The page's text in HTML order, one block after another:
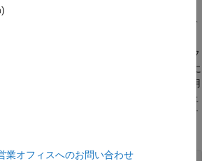
星の軌道情報を保存するための一般的なデ
された衛星軌道をインポートできます。デフ
ートされた衛星軌道は、LEO オブジェクトに
供する SGP4 軌道伝播アルゴリズムを使用
この例では、これらの軌道は、新しく打ち上
るレーダー追跡システムの機能をテストす
業オフィスへのお問い合わせ